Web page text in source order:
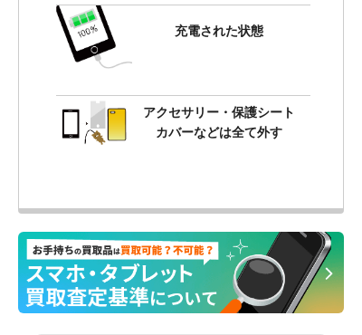
充電された状態
アクセサリー・保護シート
カバーなどは全て外す